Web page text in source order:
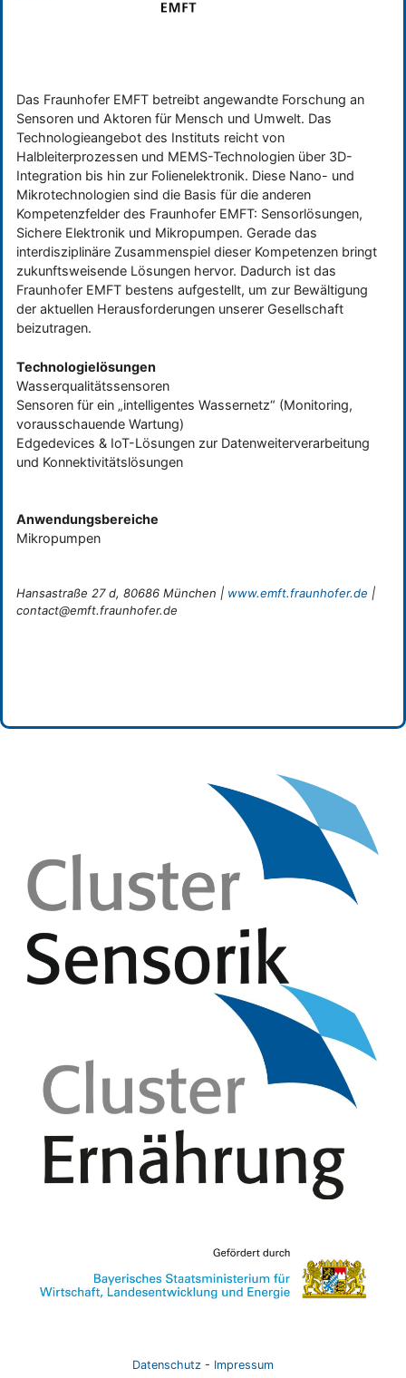
Das Fraunhofer EMFT betreibt angewandte Forschung an
Sensoren und Aktoren für Mensch und Umwelt. Das
Technologieangebot des Instituts reicht von
Halbleiterprozessen und MEMS-Technologien über 3D-
Integration bis hin zur Folienelektronik. Diese Nano- und
Mikrotechnologien sind die Basis für die anderen
Kompetenzfelder des Fraunhofer EMFT: Sensorlösungen,
Sichere Elektronik und Mikropumpen. Gerade das
interdisziplinäre Zusammenspiel dieser Kompetenzen bringt
zukunftsweisende Lösungen hervor. Dadurch ist das
Fraunhofer EMFT bestens aufgestellt, um zur Bewältigung
der aktuellen Herausforderungen unserer Gesellschaft
beizutragen.
Technologielösungen
Wasserqualitätssensoren
Sensoren für ein „intelligentes Wassernetz“ (Monitoring,
vorausschauende Wartung)
Edgedevices & IoT-Lösungen zur Datenweiterverarbeitung
und Konnektivitätslösungen
Anwendungsbereiche
Mikropumpen
Hansastraße 27 d, 80686 München | www.emft.fraunhofer.de |
contact@emft.fraunhofer.de
Datenschutz - Impressum